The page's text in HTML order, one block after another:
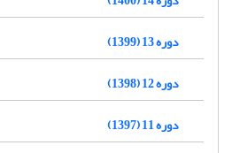
دوره 13 (1399)
دوره 12 (1398)
دوره 11 (1397)